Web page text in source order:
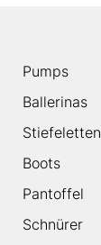
Pumps
Ballerinas
Stiefeletten
Boots
Pantoffel
Schnürer